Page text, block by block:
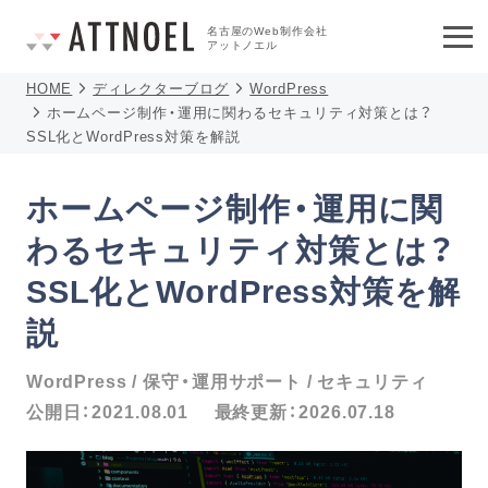
名古屋のWeb制作会社
アットノエル
HOME ディレクターブログ
WordPress
ホームページ制作・運用に関わるセキュリティ対策とは？
SSL化とWordPress対策を解説
ホームページ制作・運用に関
わるセキュリティ対策とは？
SSL化とWordPress対策を解
説
WordPress 保守・運用サポート
セキュリティ
公開日：2021.08.01 最終更新：2026.07.18